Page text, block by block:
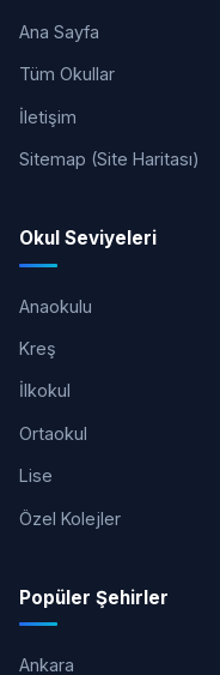
Ana Sayfa
Tüm Okullar
İletişim
Sitemap (Site Haritası)
Okul Seviyeleri
Anaokulu
Kreş
İlkokul
Ortaokul
Lise
Özel Kolejler
Popüler Şehirler
Ankara